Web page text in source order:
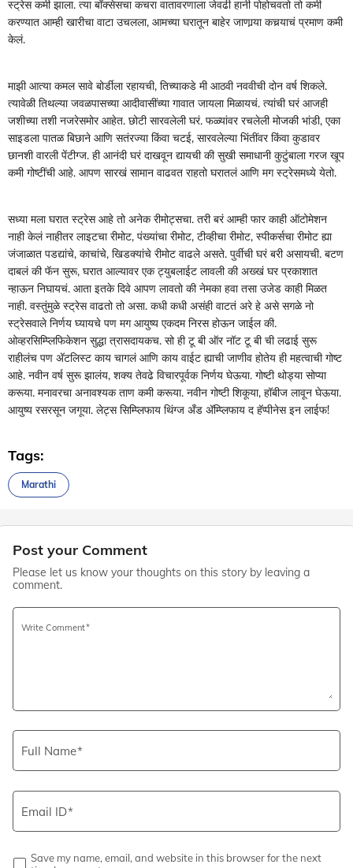
स्ट्रेस कमी झाला. त्या बॉक्सेसचा कचरा वातावरणाला जेवढी हानी पोहोचवतो तो कमी
करण्यात आम्ही खारीचा वाटा उचलला, आमच्या घरातून बाहेर जाणार्‍या कचर्‍याचं प्रमाण कमी
केलं.
माझी आत्या कमल सावे बोर्डीला रहायची, तिच्याकडे मी आठवी नववीची दोन वर्ष शिकले.
त्यावेळी तिथल्या जवळपासच्या आदीवासींच्या गावात जायला मिळायचं. त्यांची घरं आजही
जशीच्या तशी नजरेसमोर आहेत. छोटी सारवलेली घरं. फळ्यांवर रचलेली मोजकी भांडी, एका
साइडला पातळ बिछाने आणि सतंरज्या किंवा चटई, सारवलेल्या भिंतींवर किंवा कुडावर
छानशी वारली पेंटीग्ज. ही आनंदी घरं दाखवून द्यायची की सुखी समाधानी कुटुंबाला गरज खूप
कमी गोष्टींची आहे. आपण सारखं सामान वाढवत राहतो घरातलं आणि मग स्ट्रेसमध्ये येतो.
सध्या मला घरात स्ट्रेस आहे तो अनेक रीमोट्सचा. तरी बरं आम्ही फार काही ऑटोमेशन
नाही केलं नाहीतर लाइटचा रीमोट, पंख्यांचा रीमोट, टीव्हीचा रीमोट, स्पीकर्सचा रीमोट ह्या
जंजाळात पडद्यांचे, काचांचे, खिडक्यांचे रीमोट वाढले असते. पुर्वीची घरं बरी असायची. बटण
दाबलं की फॅन सुरू, घरात आल्यावर एक ट्युबलाईट लावली की अख्खं घर प्रकाशात
न्हाऊन निघायचं. आता इतके दिवे आपण लावतो की नेमका हवा तसा उजेड काही मिळत
नाही. वस्तुंमुळे स्ट्रेस वाढतो तो असा. कधी कधी असंही वाटतं अरे हे असे सगळे नो
स्ट्रेसवाले निर्णय घ्यायचे पण मग आयुष्य एकदम निरस होऊन जाईल की.
ओव्हरसिम्प्लिफिकेशन सुद्धा त्रासदायकच. सो ही टू बी ऑर नॉट टू बी ची लढाई सुरू
राहीलंच पण अ‍ॅटलिस्ट काय चागलं आणि काय वाईट ह्याची जाणीव होतेय ही महत्वाची गोष्ट
आहे. नवीन वर्ष सुरू झालंय, शक्य तेवढे विचारपूर्वक निर्णय घेऊया. गोष्टी थोड्या सोप्या
करूया. मनावरचा अनावश्यक ताण कमी करूया. नवीन गोष्टी शिकूया, हॉबीज लावून घेऊया.
आयुष्य रसरसून जगूया. लेट्स सिम्प्लिफाय थिंग्ज अँड अ‍ॅम्प्लिफाय द हॅप्पीनेस इन लाईफ!
Tags:
Marathi
Post your Comment
Please let us know your thoughts on this story by leaving a
comment.
Write Comment
Full Name
Email ID
Save my name, email, and website in this browser for the next